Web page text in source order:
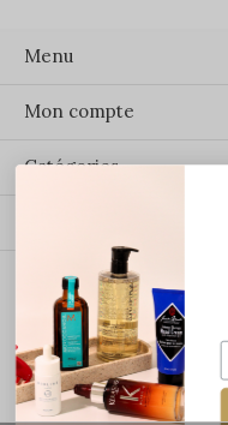
Menu
Mon compte
Catégories
ÉCRIVEZ-NOUS